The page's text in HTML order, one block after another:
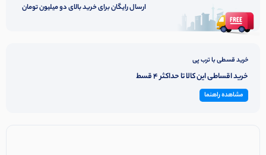
ارسال رایگان برای خرید بالای دو میلیون تومان
خرید قسطی با ترب پی
خرید اقساطی این کالا تا حداکثر 4 قسط
مشاهده راهنما